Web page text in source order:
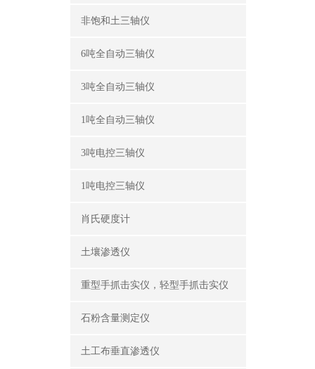
非饱和土三轴仪
6吨全自动三轴仪
3吨全自动三轴仪
1吨全自动三轴仪
3吨电控三轴仪
1吨电控三轴仪
肖氏硬度计
土壤渗透仪
重型手抓击实仪，轻型手抓击实仪
石粉含量测定仪
土工布垂直渗透仪